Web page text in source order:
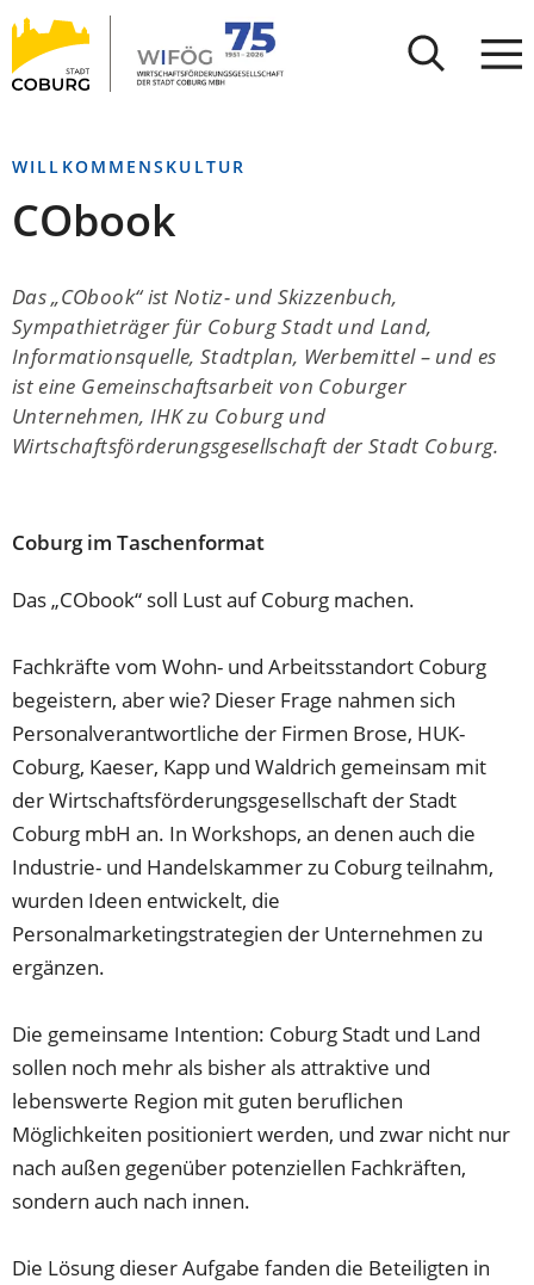
INHALT ANSPRINGEN
Stadt
Coburg
WILLKOMMENSKULTUR
CObook
Das „CObook“ ist Notiz- und Skizzenbuch,
Sympathieträger für Coburg Stadt und Land,
Informationsquelle, Stadtplan, Werbemittel – und es
ist eine Gemeinschaftsarbeit von Coburger
Unternehmen, IHK zu Coburg und
Wirtschaftsförderungsgesellschaft der Stadt Coburg.
Coburg im Taschenformat
Das „CObook“ soll Lust auf Coburg machen.
Fachkräfte vom Wohn- und Arbeitsstandort Coburg
begeistern, aber wie? Dieser Frage nahmen sich
Personalverantwortliche der Firmen Brose, HUK-
Coburg, Kaeser, Kapp und Waldrich gemeinsam mit
der Wirtschaftsförderungsgesellschaft der Stadt
Coburg mbH an. In Workshops, an denen auch die
Industrie- und Handelskammer zu Coburg teilnahm,
wurden Ideen entwickelt, die
Personalmarketingstrategien der Unternehmen zu
ergänzen.
Die gemeinsame Intention: Coburg Stadt und Land
sollen noch mehr als bisher als attraktive und
lebenswerte Region mit guten beruflichen
Möglichkeiten positioniert werden, und zwar nicht nur
nach außen gegenüber potenziellen Fachkräften,
sondern auch nach innen.
Die Lösung dieser Aufgabe fanden die Beteiligten in